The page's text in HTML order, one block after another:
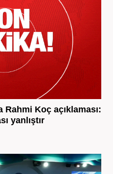
Koç açıklaması:
yanlıştır